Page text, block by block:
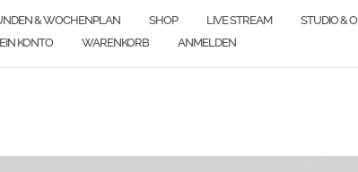
& WOCHENPLAN SHOP LIVE STREAM STUDIO &
KONTO WARENKORB ANMELDEN